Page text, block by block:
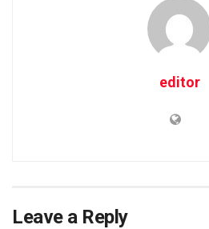
editor
Leave a Reply